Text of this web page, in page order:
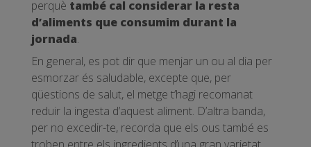
perquè també cal considerar la resta
d’aliments que consumim durant la
jornada.
En general, es pot dir que menjar un ou al dia per
esmorzar és saludable, excepte que, per
qüestions de salut, el metge t’hagi recomanat
reduir la ingesta d’aquest aliment. D’altra banda,
per no excedir-te, recorda que els ous també es
troben entre els ingredients d’una gran varietat